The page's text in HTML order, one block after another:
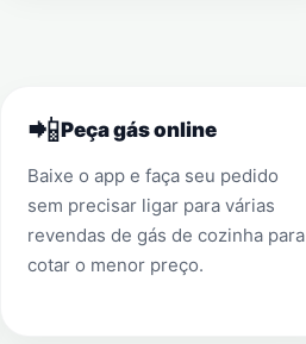
📲Peça gás online
Baixe o app e faça seu pedido
sem precisar ligar para várias
revendas de gás de cozinha para
cotar o menor preço.